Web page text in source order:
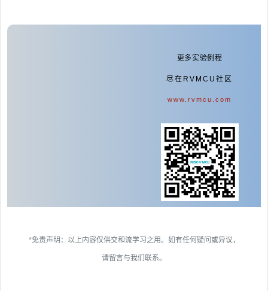
更多实验例程
尽在RVMCU社区
www.rvmcu.com
*免责声明：以上内容仅供交和流学习之用。如有任何疑问或异议，
请留言与我们联系。